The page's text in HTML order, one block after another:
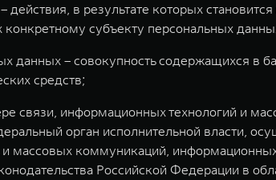
в результате которых
субъекту персональных
данных – совокупность содержащихся в
средств;
связи, информационных технологий и
орган исполнительной власти,
массовых коммуникаций,
Российской Федерации в